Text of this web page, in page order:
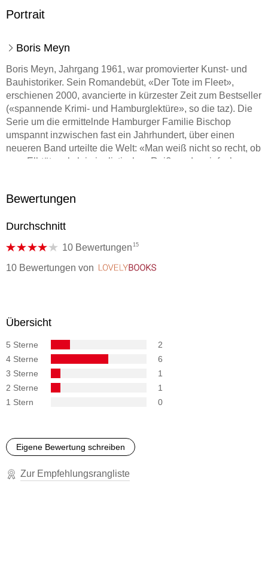
Portrait
Boris Meyn
Boris Meyn, Jahrgang 1961, war promovierter Kunst- und
Bauhistoriker. Sein Romandebüt, «Der Tote im Fleet»,
erschienen 2000, avancierte in kürzester Zeit zum Bestseller
(«spannende Krimi- und Hamburglektüre», so die taz). Die
Serie um die ermittelnde Hamburger Familie Bischop
umspannt inzwischen fast ein Jahrhundert, über einen
neueren Band urteilte die Welt: «Man weiß nicht so recht, ob
man Elbtöter als kriminalistischen Reißer oder einfach nur
Meyn starb im September 2022.
Bewertungen
Durchschnitt
10 Bewertungen 15
10 Bewertungen von
Übersicht
5 Sterne
2
4 Sterne
6
3 Sterne
1
2 Sterne
1
1 Stern
0
Eigene Bewertung schreiben
Zur Empfehlungsrangliste